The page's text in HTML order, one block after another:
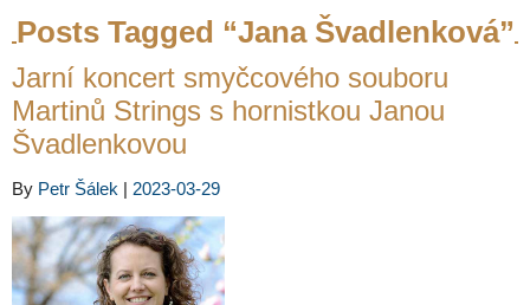
Posts Tagged “Jana Švadlenková”
Jarní koncert smyčcového souboru
Martinů Strings s hornistkou Janou
Švadlenkovou
By Petr Šálek | 2023-03-29